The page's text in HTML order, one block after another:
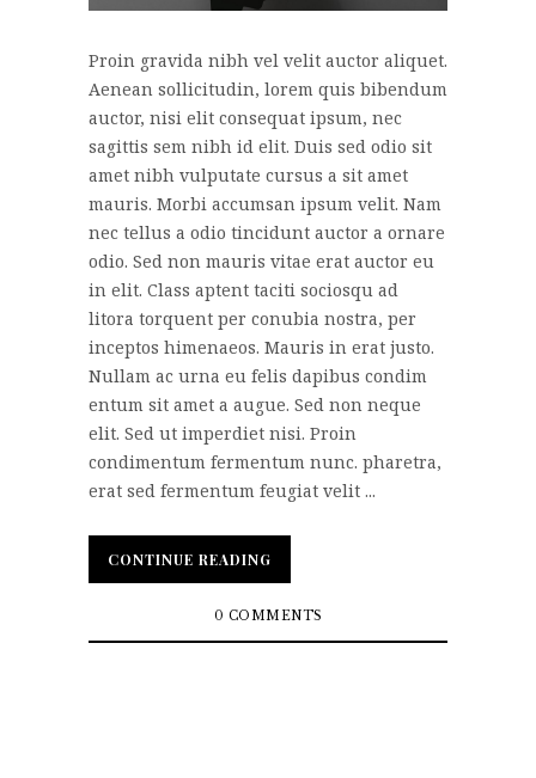
Proin gravida nibh vel velit auctor aliquet.
Aenean sollicitudin, lorem quis bibendum
auctor, nisi elit consequat ipsum, nec
sagittis sem nibh id elit. Duis sed odio sit
amet nibh vulputate cursus a sit amet
mauris. Morbi accumsan ipsum velit. Nam
nec tellus a odio tincidunt auctor a ornare
odio. Sed non mauris vitae erat auctor eu
in elit. Class aptent taciti sociosqu ad
litora torquent per conubia nostra, per
inceptos himenaeos. Mauris in erat justo.
Nullam ac urna eu felis dapibus condim
entum sit amet a augue. Sed non neque
elit. Sed ut imperdiet nisi. Proin
condimentum fermentum nunc. pharetra,
erat sed fermentum feugiat velit ...
CONTINUE READING
CONTINUE READING
0 COMMENTS